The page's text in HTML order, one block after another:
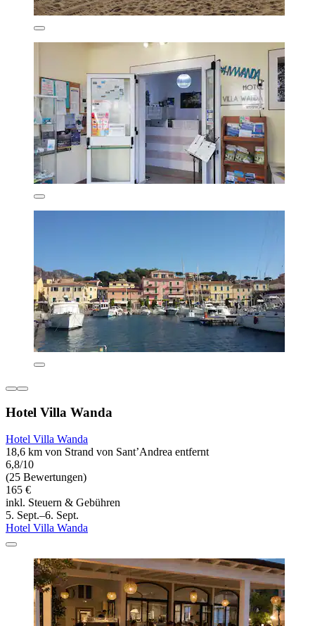
Hotel Villa Wanda
Hotel Villa Wanda
18,6 km von Strand von Sant’Andrea entfernt
6,8/10
(25 Bewertungen)
165 €
inkl. Steuern & Gebühren
5. Sept.–6. Sept.
Hotel Villa Wanda